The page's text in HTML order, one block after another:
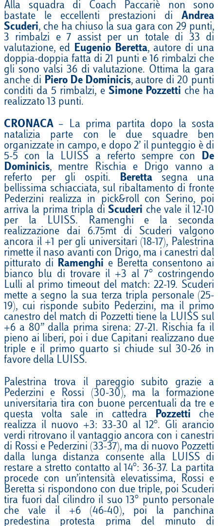
Alla squadra di Coach Paccariè non sono
bastate le eccellenti prestazioni di Andrea
Scuderi, che ha chiuso la sua gara con 29 punti,
3 rimbalzi e 7 assist per un totale di 33 di
valutazione, ed Eugenio Beretta, autore di una
doppia-doppia fatta di 21 punti e 16 rimbalzi che
gli sono valsi 36 di valutazione. Ottima la gara
anche di Piero De Dominicis, autore di 20 punti
conditi da 5 rimbalzi, e Simone Pozzetti che ha
realizzato 13 punti.
CRONACA – La prima partita dopo la sosta
natalizia parte con le due squadre ben
organizzate in campo, e dopo 2’ il punteggio è di
5-5 con la LUISS a referto sempre con De
Dominicis, mentre Rischia e Drigo vanno a
referto per gli ospiti. Beretta segna una
bellissima schiacciata, sul ribaltamento di fronte
Pederzini realizza in pick&roll con Serino, poi
arriva la prima tripla di Scuderi che vale il 12-10
per la LUISS. Ramenghi e la seconda
realizzazione dai 6.75mt di Scuderi valgono
ancora il +1 per gli universitari (18-17), Palestrina
rimette il naso avanti con Drigo, ma i canestri dal
pitturato di Ramenghi e Beretta consentono ai
bianco blu di trovare il +3 al 7° costringendo
Lulli al primo timeout del match: 22-19. Scuderi
mette a segno la sua terza tripla personale (25-
19), cui risponde subito Pederzini, ma il primo
canestro del match di Pozzetti tiene la LUISS sul
+6 a 80’’ dalla prima sirena: 27-21. Rischia fa il
pieno ai liberi, poi i due Capitani realizzano due
triple e il primo quarto si chiude sul 30-26 in
favore della LUISS.
Palestrina trova il pareggio subito grazie a
Pederzini e Rossi (30-30), ma la formazione
universitaria tira con buone percentuali da tre e
questa volta sale in cattedra Pozzetti che
realizza il nuovo +3: 33-30 al 12°. Gli arancio
verdi ritrovano il vantaggio ancora con i canestri
di Rossi e Pederzini (33-37), ma di nuovo Pozzetti
dalla lunga distanza consente alla LUISS di
restare a stretto contatto al 14°: 36-37. La partita
procede con un’intensità elevatissima, Rossi e
Beretta si rispondono con due triple, poi Scuderi
tira fuori dal cilindro il suo 13° punto personale
che vale il +6 (46-40), poi la panchina
predestina protesta prima del minuto di